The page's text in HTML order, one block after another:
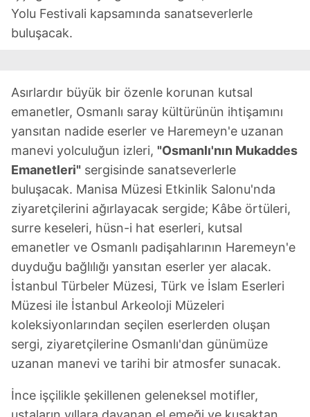
Yolu Festivali kapsamında sanatseverlerle
buluşacak.
Asırlardır büyük bir özenle korunan kutsal
emanetler, Osmanlı saray kültürünün ihtişamını
yansıtan nadide eserler ve Haremeyn'e uzanan
manevi yolculuğun izleri, "Osmanlı'nın Mukaddes
Emanetleri" sergisinde sanatseverlerle
buluşacak. Manisa Müzesi Etkinlik Salonu'nda
ziyaretçilerini ağırlayacak sergide; Kâbe örtüleri,
surre keseleri, hüsn-i hat eserleri, kutsal
emanetler ve Osmanlı padişahlarının Haremeyn'e
duyduğu bağlılığı yansıtan eserler yer alacak.
İstanbul Türbeler Müzesi, Türk ve İslam Eserleri
Müzesi ile İstanbul Arkeoloji Müzeleri
koleksiyonlarından seçilen eserlerden oluşan
sergi, ziyaretçilerine Osmanlı'dan günümüze
uzanan manevi ve tarihi bir atmosfer sunacak.
İnce işçilikle şekillenen geleneksel motifler,